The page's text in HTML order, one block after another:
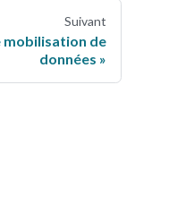
Suivant
de
données